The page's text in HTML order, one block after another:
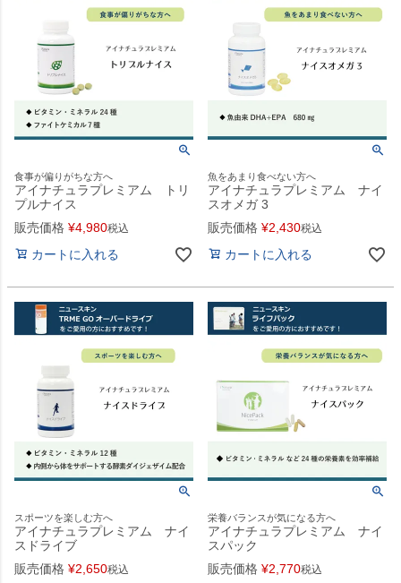
食事が偏りがちな方へ
アイナチュラプレミアム トリ
プルナイス
販売価格 ¥4,980税込
カートに入れる
魚をあまり食べない方へ
アイナチュラプレミアム ナイ
スオメガ 3
販売価格 ¥2,430税込
カートに入れる
スポーツを楽しむ方へ
アイナチュラプレミアム ナイ
スドライブ
販売価格 ¥2,650税込
栄養バランスが気になる方へ
アイナチュラプレミアム ナイ
スパック
販売価格 ¥2,770税込